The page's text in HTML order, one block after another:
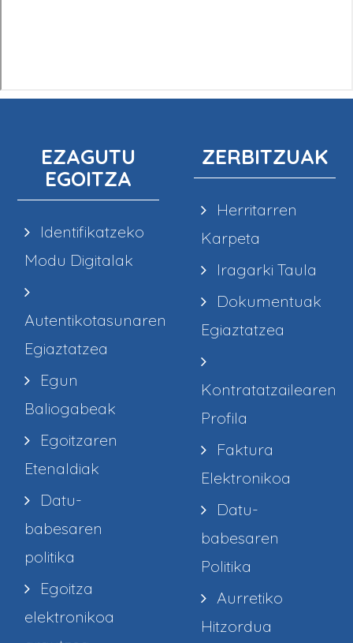
EZAGUTU
EGOITZA
Identifikatzeko
Modu Digitalak
Autentikotasunaren
Egiaztatzea
Egun
Baliogabeak
Egoitzaren
Etenaldiak
Datu-
babesaren
politika
Egoitza
elektronikoa
ZERBITZUAK
Herritarren
Karpeta
Iragarki Taula
Dokumentuak
Egiaztatzea
Kontratatzailearen
Profila
Faktura
Elektronikoa
Datu-
babesaren
Politika
Aurretiko
Hitzordua